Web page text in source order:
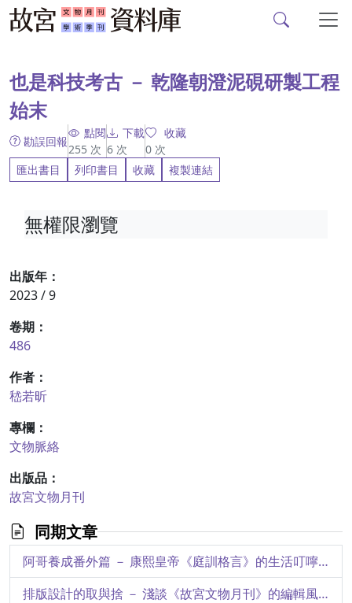
也是科技考古 － 乾隆朝澄泥硯研製工程
始末
勘誤回報
點閱
255 次
下載
6 次
收藏
0 次
匯出書目
列印書目 收藏 複製連結
出版年：
2023 / 9
卷期：
486
作者：
嵇若昕
專欄：
文物脈絡
出版品：
故宮文物月刊
同期文章
阿哥養成番外篇 － 康熙皇帝《庭訓格言》的生活叮嚀與經驗傳承
排版設計的取與捨 － 淺談《故宮文物月刊》的編輯風格與轉變
無權限瀏覽